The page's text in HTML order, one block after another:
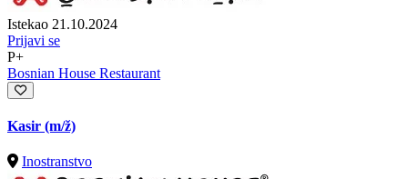
Istekao 21.10.2024
Prijavi se
P+
Bosnian House Restaurant
Kasir (m/ž)
Inostranstvo